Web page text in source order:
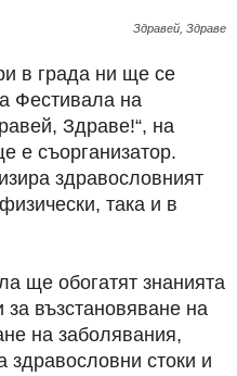
Здравей, Здраве
в града ни ще се
Фестивала на
Здраве!“, на
е съорганизатор.
здравословният
така и в
ще обогатят знанията
за възстановяване на
на заболявания,
здравословни стоки и